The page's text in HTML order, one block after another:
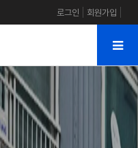
로그인 회원가입